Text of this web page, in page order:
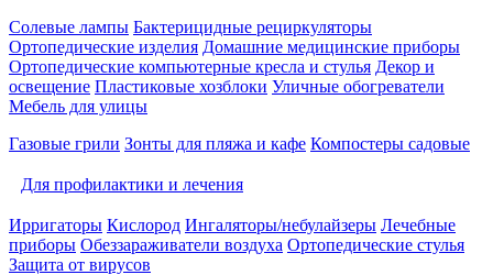
Солевые лампы Бактерицидные рециркуляторы
Ортопедические изделия Домашние медицинские приборы
Ортопедические компьютерные кресла и стулья Декор и
освещение Пластиковые хозблоки Уличные обогреватели
Мебель для улицы
Газовые грили Зонты для пляжа и кафе Компостеры садовые
Для профилактики и лечения
Ирригаторы Кислород Ингаляторы/небулайзеры Лечебные
приборы Обеззараживатели воздуха Ортопедические стулья
Защита от вирусов